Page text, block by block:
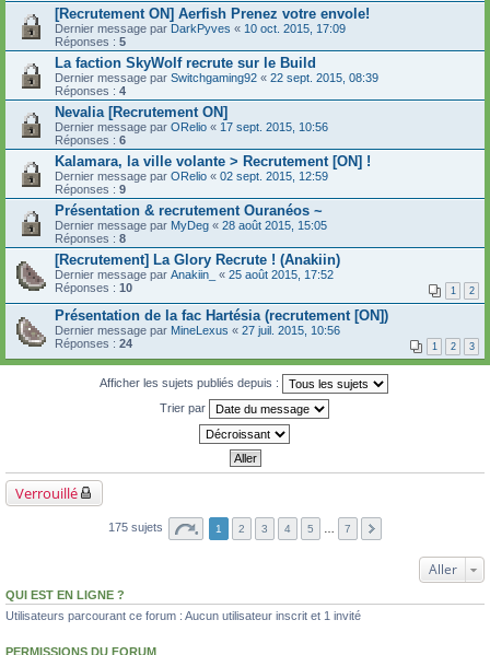
[Recrutement ON] Aerfish Prenez votre envole!
Dernier message par DarkPyves « 10 oct. 2015, 17:09
Réponses : 5
La faction SkyWolf recrute sur le Build
Dernier message par Switchgaming92 « 22 sept. 2015, 08:39
Réponses : 4
Nevalia [Recrutement ON]
Dernier message par ORelio « 17 sept. 2015, 10:56
Réponses : 6
Kalamara, la ville volante > Recrutement [ON] !
Dernier message par ORelio « 02 sept. 2015, 12:59
Réponses : 9
Présentation & recrutement Ouranéos ~
Dernier message par MyDeg « 28 août 2015, 15:05
Réponses : 8
[Recrutement] La Glory Recrute ! (Anakiin)
Dernier message par Anakiin_ « 25 août 2015, 17:52
Réponses : 10 1 2
Présentation de la fac Hartésia (recrutement [ON])
Dernier message par MineLexus « 27 juil. 2015, 10:56
Réponses : 24 1 2 3
Afficher les sujets publiés depuis :
Trier par
Verrouillé
175 sujets 1 2 3 4 5 7
Aller
QUI EST EN LIGNE ?
Utilisateurs parcourant ce forum : Aucun utilisateur inscrit et 1 invité
PERMISSIONS DU FORUM